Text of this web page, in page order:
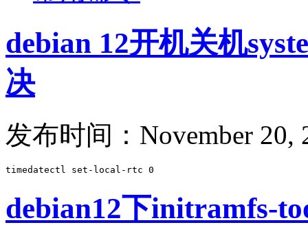
debian 12开机关机
决
发布时间：November
timedatectl set-local-rtc 0
debian12下initramfs-